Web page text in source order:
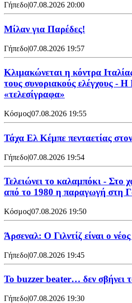
Γήπεδο|07.08.2026 20:00
Μίλαν για Παρέδες!
Γήπεδο|07.08.2026 19:57
Κλιμακώνεται η κόντρα
τους συνοριακούς ελέγχους -
«τελεσίγραφα»
Κόσμος|07.08.2026 19:55
Τάχα Ελ Κέμπε πενταετίας
Γήπεδο|07.08.2026 19:54
Τελειώνει το καλαμπόκι - Στο
από το 1980 η παραγωγή στη
Κόσμος|07.08.2026 19:50
Άρσεναλ: Ο Γιλντίζ είναι ο
Γήπεδο|07.08.2026 19:45
Το buzzer beater… δεν σβήνει
Γήπεδο|07.08.2026 19:30